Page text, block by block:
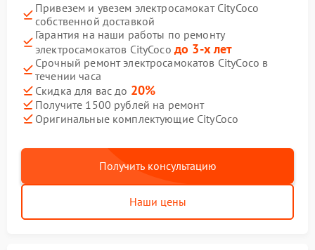
Привезем и увезем электросамокат CityCoco
собственной доставкой
Гарантия на наши работы по ремонту
электросамокатов CityCoco до 3-х лет
Срочный ремонт электросамокатов CityCoco в
течении часа
Скидка для вас до 20%
Получите 1500 рублей на ремонт
Оригинальные комплектующие CityCoco
Получить консультацию
Наши цены